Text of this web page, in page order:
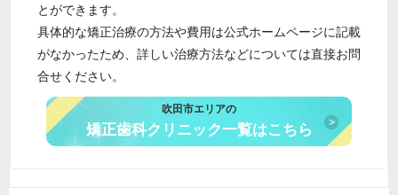
とができます。
具体的な矯正治療の方法や費用は公式ホームページに記載
がなかったため、詳しい治療方法などについては直接お問
合せください。
吹田市エリアの
矯正歯科クリニック一覧はこちら